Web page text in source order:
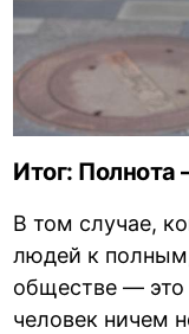
Итог: Полнота
В том случае,
людей к
обществе — это
человек ничем